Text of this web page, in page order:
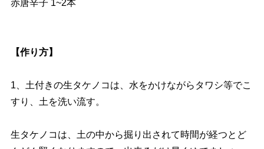
赤唐辛子 1~2本
【作り方】
1、土付きの生タケノコは、水をかけながらタワシ等でこ
すり、土を洗い流す。
生タケノコは、土の中から掘り出されて時間が経つとど